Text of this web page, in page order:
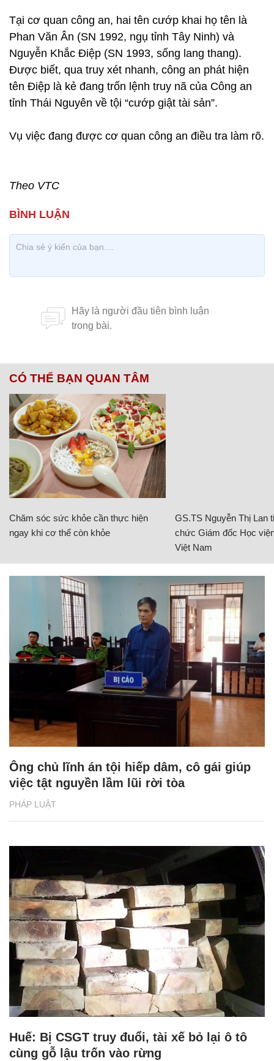
Tại cơ quan công an, hai tên cướp khai họ tên là
Phan Văn Ân (SN 1992, ngụ tỉnh Tây Ninh) và
Nguyễn Khắc Điệp (SN 1993, sống lang thang).
Được biết, qua truy xét nhanh, công an phát hiện
tên Điệp là kẻ đang trốn lệnh truy nã của Công an
tỉnh Thái Nguyên về tội “cướp giật tài sản”.
Vụ việc đang được cơ quan công an điều tra làm rõ.
Theo VTC
CÓ THỂ BẠN QUAN TÂM
Chăm sóc sức khỏe cần thực hiện
ngay khi cơ thể còn khỏe
GS.TS Nguyễn Thị Lan
chức Giám đốc Học
Việt Nam
PHÁP LUẬT
Ông chủ lĩnh án tội hiếp dâm, cô gái giúp
việc tật nguyền lầm lũi rời tòa
Huế: Bị CSGT truy đuổi, tài xế bỏ lại ô tô
cùng gỗ lậu trốn vào rừng